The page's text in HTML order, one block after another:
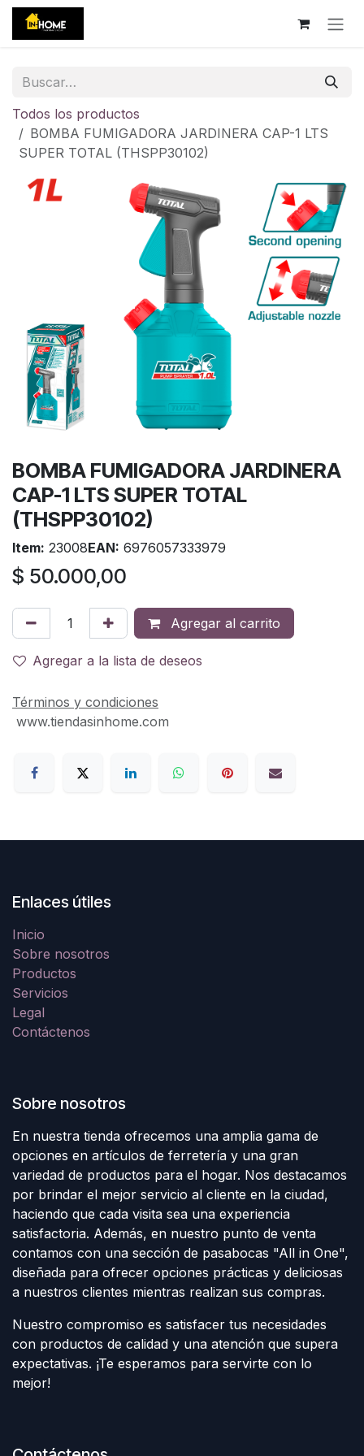
Ir al contenido
Todos los productos
BOMBA FUMIGADORA JARDINERA CAP-1 LTS
SUPER TOTAL (THSPP30102)
BOMBA FUMIGADORA JARDINERA
CAP-1 LTS SUPER TOTAL
(THSPP30102)
Item: 23008EAN: 6976057333979
$ 50.000,00
Agregar al carrito
Agregar a la lista de deseos
Términos y condiciones
www.tiendasinhome.com
Enlaces útiles
Inicio
Sobre nosotros
Productos
Servicios
Legal
Contáctenos
Sobre nosotros
En nuestra tienda ofrecemos una amplia gama de
opciones en artículos de ferretería y una gran
variedad de productos para el hogar. Nos destacamos
por brindar el mejor servicio al cliente en la ciudad,
haciendo que cada visita sea una experiencia
satisfactoria. Además, en nuestro punto de venta
contamos con una sección de pasabocas "All in One",
diseñada para ofrecer opciones prácticas y deliciosas
a nuestros clientes mientras realizan sus compras.
Nuestro compromiso es satisfacer tus necesidades
con productos de calidad y una atención que supera
expectativas. ¡Te esperamos para servirte con lo
mejor!